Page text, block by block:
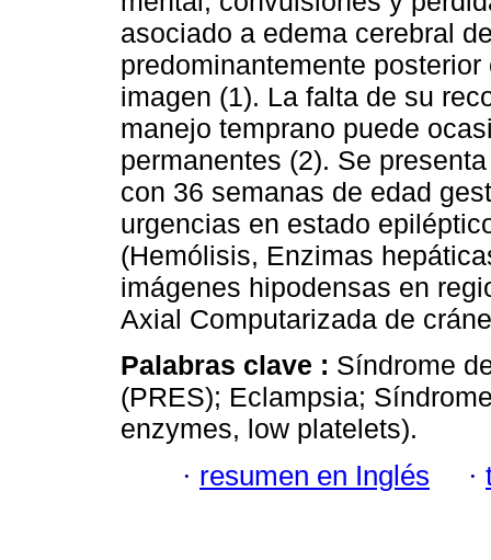
asociado a edema cerebral
predominantemente
imagen (1). La falta de su
manejo temprano puede
permanentes (2). Se
con 36 semanas de edad
urgencias en estado
(Hemólisis, Enzimas
imágenes hipodensas en
Axial Computarizada de
Palabras clave : Síndrome
(PRES); Eclampsia;
enzymes, low platelets).
· resumen en Inglés ·